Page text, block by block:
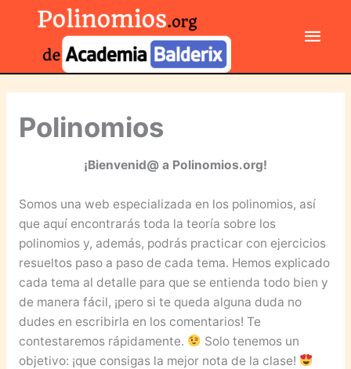
contenido
Polinomios
¡Bienvenid@ a Polinomios.org!
Somos una web especializada en los polinomios, así
que aquí encontrarás toda la teoría sobre los
polinomios y, además, podrás practicar con ejercicios
resueltos paso a paso de cada tema. Hemos explicado
cada tema al detalle para que se entienda todo bien y
de manera fácil, ¡pero si te queda alguna duda no
dudes en escribirla en los comentarios! Te
contestaremos rápidamente.
Solo tenemos un
objetivo: ¡que consigas la mejor nota de la clase!